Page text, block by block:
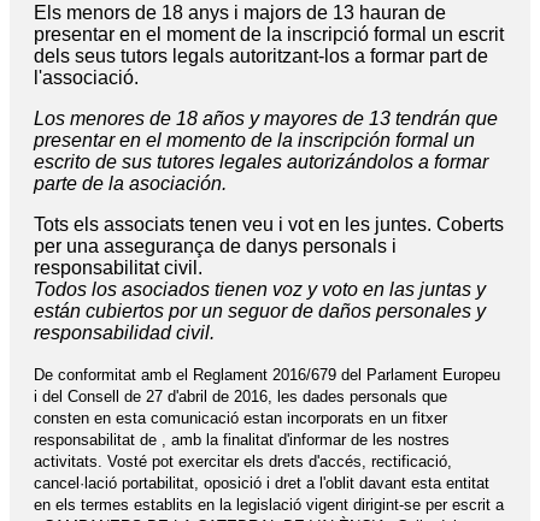
Els menors de 18 anys i majors de 13 hauran de
presentar en el moment de la inscripció formal un escrit
dels seus tutors legals autoritzant-los a formar part de
l'associació.
Los menores de 18 años y mayores de 13 tendrán que
presentar en el momento de la inscripción formal un
escrito de sus tutores legales autorizándolos a formar
parte de la asociación.
Tots els associats tenen veu i vot en les juntes. Coberts
per una assegurança de danys personals i
responsabilitat civil.
Todos los asociados tienen voz y voto en las juntas y
están cubiertos por un seguor de daños personales y
responsabilidad civil.
De conformitat amb el Reglament 2016/679 del Parlament Europeu
i del Consell de 27 d'abril de 2016, les dades personals que
consten en esta comunicació estan incorporats en un fitxer
responsabilitat de , amb la finalitat d'informar de les nostres
activitats. Vosté pot exercitar els drets d'accés, rectificació,
cancel·lació portabilitat, oposició i dret a l'oblit davant esta entitat
en els termes establits en la legislació vigent dirigint-se per escrit a